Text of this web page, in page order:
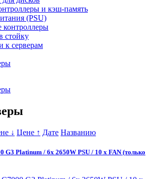
и кэш-память
(PSU)
контроллеры
стойку
к серверам
↓ Цене ↑ Дате Названию
G3 Platinum / 6x 2650W PSU / 10 x FAN (только